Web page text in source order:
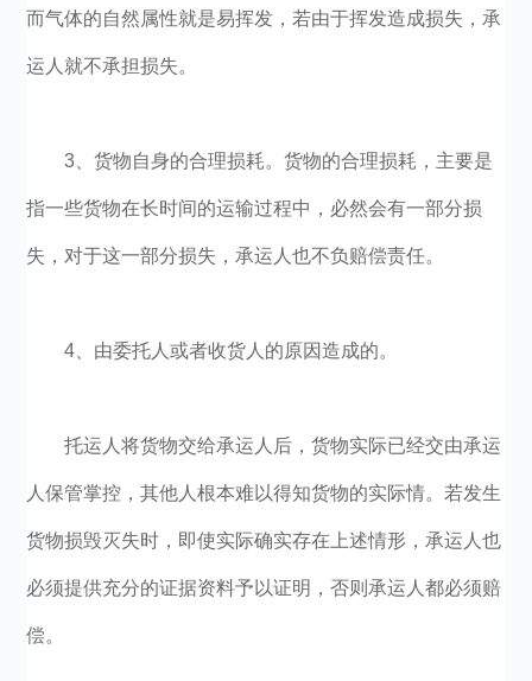
而气体的自然属性就是易挥发，若由于挥发造成损失，承
运人就不承担损失。
3、货物自身的合理损耗。货物的合理损耗，主要是
指一些货物在长时间的运输过程中，必然会有一部分损
失，对于这一部分损失，承运人也不负赔偿责任。
4、由委托人或者收货人的原因造成的。
托运人将货物交给承运人后，货物实际已经交由承运
人保管掌控，其他人根本难以得知货物的实际情。若发生
货物损毁灭失时，即使实际确实存在上述情形，承运人也
必须提供充分的证据资料予以证明，否则承运人都必须赔
偿。